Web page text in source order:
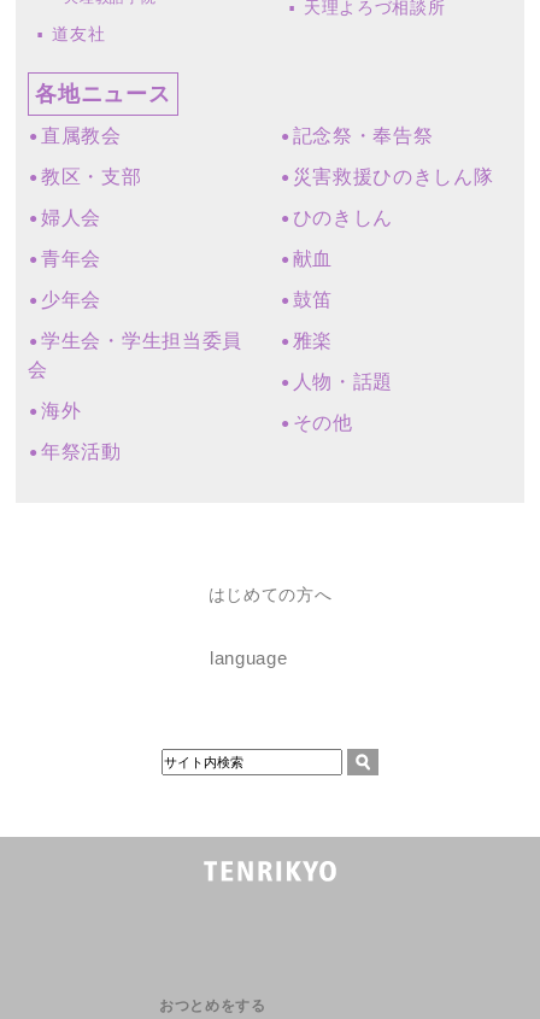
道友社
天理よろづ相談所
各地ニュース
直属教会
教区・支部
婦人会
青年会
少年会
学生会・学生担当委員
会
海外
年祭活動
記念祭・奉告祭
災害救援ひのきしん隊
ひのきしん
献血
鼓笛
雅楽
人物・話題
その他
はじめての方へ
language
おつとめをする